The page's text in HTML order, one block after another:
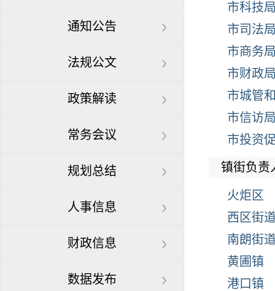
通知公告
法规公文
政策解读
常务会议
规划总结
人事信息
财政信息
数据发布
市科技
市司法
市商务
市财政
市城管
市信访
市投资
镇街负责
火炬区
西区街
南朗街
黄圃镇
港口镇